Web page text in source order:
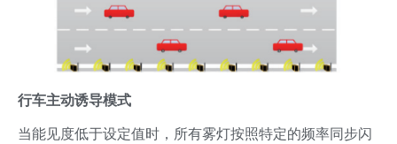
行车主动诱导模式
当能见度低于设定值时，所有雾灯按照特定的频率同步闪